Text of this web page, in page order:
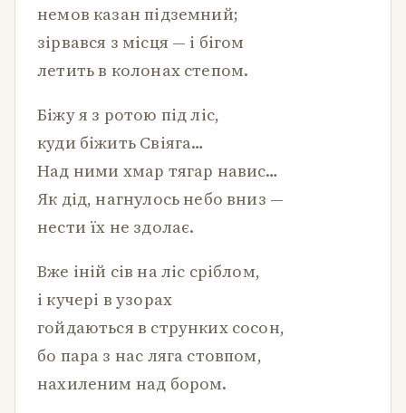
немов казан підземний;
зірвався з місця — і бігом
летить в колонах степом.
Біжу я з ротою під ліс,
куди біжить Свіяга…
Над ними хмар тягар навис…
Як дід, нагнулось небо вниз —
нести їх не здолає.
Вже іній сів на ліс сріблом,
і кучері в узорах
гойдаються в струнких сосон,
бо пара з нас ляга стовпом,
нахиленим над бором.